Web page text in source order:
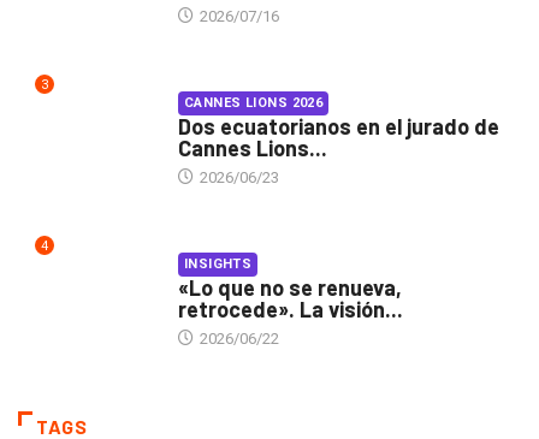
2026/07/16
3
CANNES LIONS 2026
Dos ecuatorianos en el jurado de
Cannes Lions...
2026/06/23
4
INSIGHTS
«Lo que no se renueva,
retrocede». La visión...
2026/06/22
TAGS